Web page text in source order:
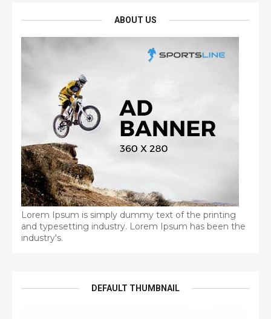
ABOUT US
Lorem Ipsum is simply dummy text of the printing
and typesetting industry. Lorem Ipsum has been the
industry's.
DEFAULT THUMBNAIL